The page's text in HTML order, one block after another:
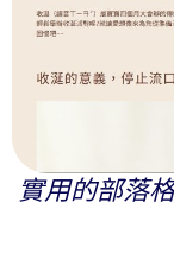
實用的部落